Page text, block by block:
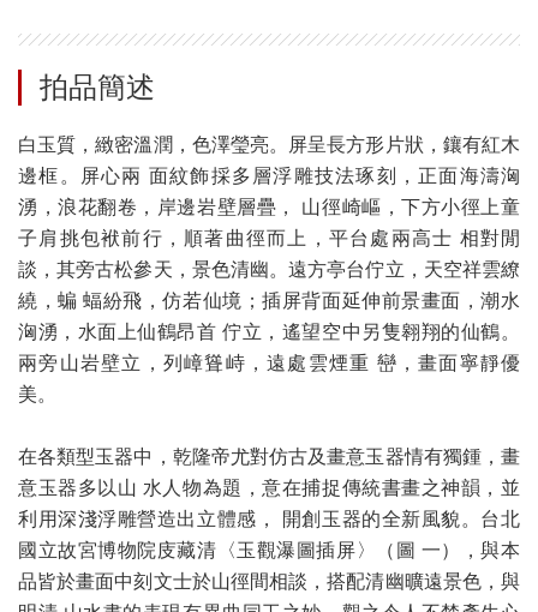
拍品簡述
白玉質，緻密溫潤，色澤瑩亮。屏呈長方形片狀，鑲有紅木
邊框。屏心兩 面紋飾採多層浮雕技法琢刻，正面海濤洶
湧，浪花翻卷，岸邊岩壁層疊， 山徑崎嶇，下方小徑上童
子肩挑包袱前行，順著曲徑而上，平台處兩高士 相對閒
談，其旁古松參天，景色清幽。遠方亭台佇立，天空祥雲繚
繞，蝙 蝠紛飛，仿若仙境；插屏背面延伸前景畫面，潮水
洶湧，水面上仙鶴昂首 佇立，遙望空中另隻翱翔的仙鶴。
兩旁山岩壁立，列嶂聳峙，遠處雲煙重 巒，畫面寧靜優
美。
在各類型玉器中，乾隆帝尤對仿古及畫意玉器情有獨鍾，畫
意玉器多以山 水人物為題，意在捕捉傳統書畫之神韻，並
利用深淺浮雕營造出立體感， 開創玉器的全新風貌。台北
國立故宮博物院庋藏清〈玉觀瀑圖插屏〉（圖 一），與本
品皆於畫面中刻文士於山徑間相談，搭配清幽曠遠景色，與